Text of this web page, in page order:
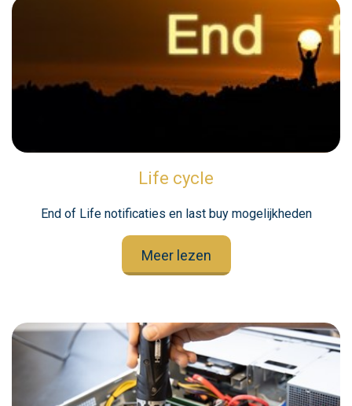
Life cycle
End of Life notificaties en last buy mogelijkheden
Meer lezen